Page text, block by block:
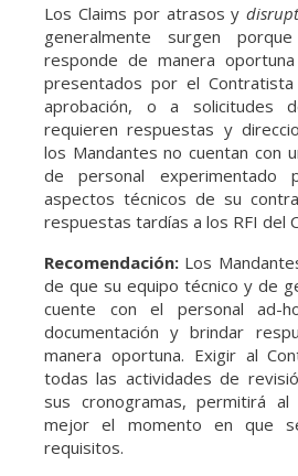
Los Claims por atrasos y
generalmente surgen
responde de manera
presentados por el
aprobación, o a solicitudes
requieren respuestas y
los Mandantes no cuentan con
de personal experimentado
aspectos técnicos de su
respuestas tardías a los RFI del
Recomendación: Los
de que su equipo técnico y de
cuente con el personal ad-
documentación y brindar
manera oportuna. Exigir al
todas las actividades de
sus cronogramas, permitirá al
mejor el momento en que
requisitos.